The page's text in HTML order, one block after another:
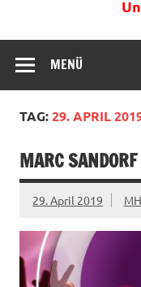
MENÜ
TAG:29. APRIL
MARC
29. April 2019